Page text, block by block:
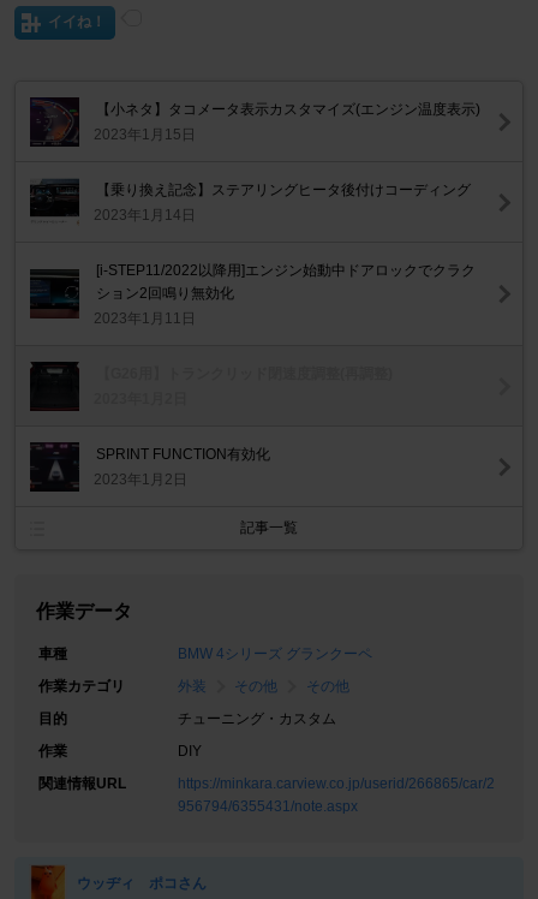
イイね！
【小ネタ】タコメータ表示カスタマイズ(エンジン温度表示)
2023年1月15日
【乗り換え記念】ステアリングヒータ後付けコーディング
2023年1月14日
[i-STEP11/2022以降用]エンジン始動中ドアロックでクラク
ション2回鳴り無効化
2023年1月11日
SPRINT FUNCTION有効化
2023年1月2日
記事一覧
作業データ
車種
BMW 4シリーズ グランクーペ
作業カテゴリ
外装 その他
その他
目的
チューニング・カスタム
作業
DIY
関連情報URL
https://minkara.carview.co.jp/userid/266865/car/2
956794/6355431/note.aspx
ウッヂィ ポコさん